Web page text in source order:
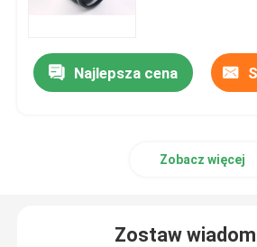
Piec do malowania proszkowego
Najlepsza cena
Zobacz więcej
Zostaw